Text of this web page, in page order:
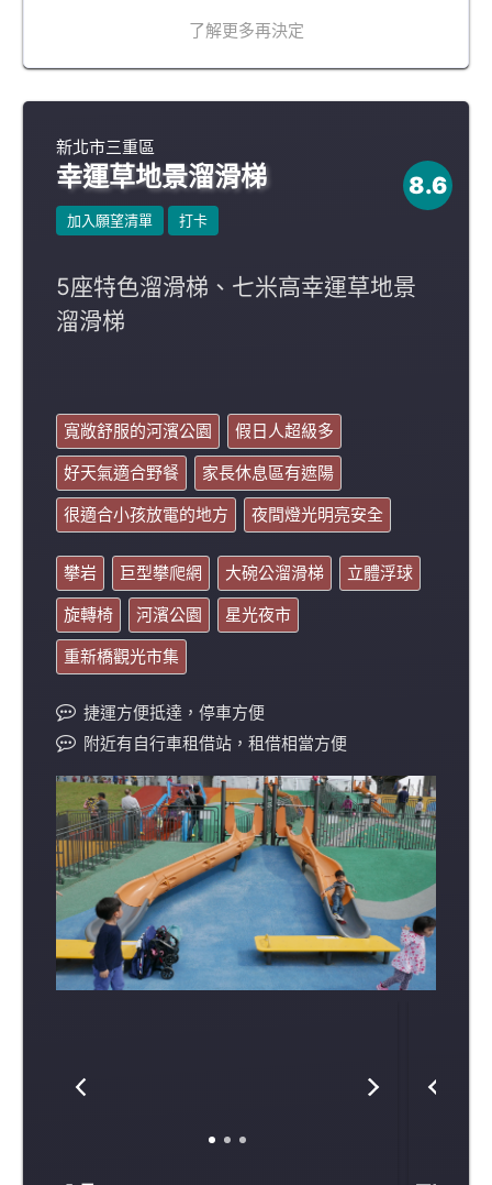
了解更多再決定
新北市三重區
幸運草地景溜滑梯 8.6
加入願望清單 打卡
5座特色溜滑梯、七米高幸運草地景
溜滑梯
寬敞舒服的河濱公園
假日人超級多
好天氣適合野餐
家長休息區有遮陽
很適合小孩放電的地方
夜間燈光明亮安全
攀岩 巨型攀爬網 大碗公溜滑梯
立體浮球
旋轉椅
河濱公園
星光夜市
重新橋觀光市集
捷運方便抵達，停車方便
附近有自行車租借站，租借相當方便